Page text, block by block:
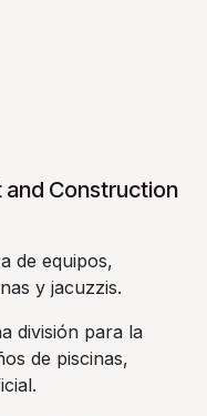
and Construction
de equipos,
y jacuzzis.
división para la
de piscinas,